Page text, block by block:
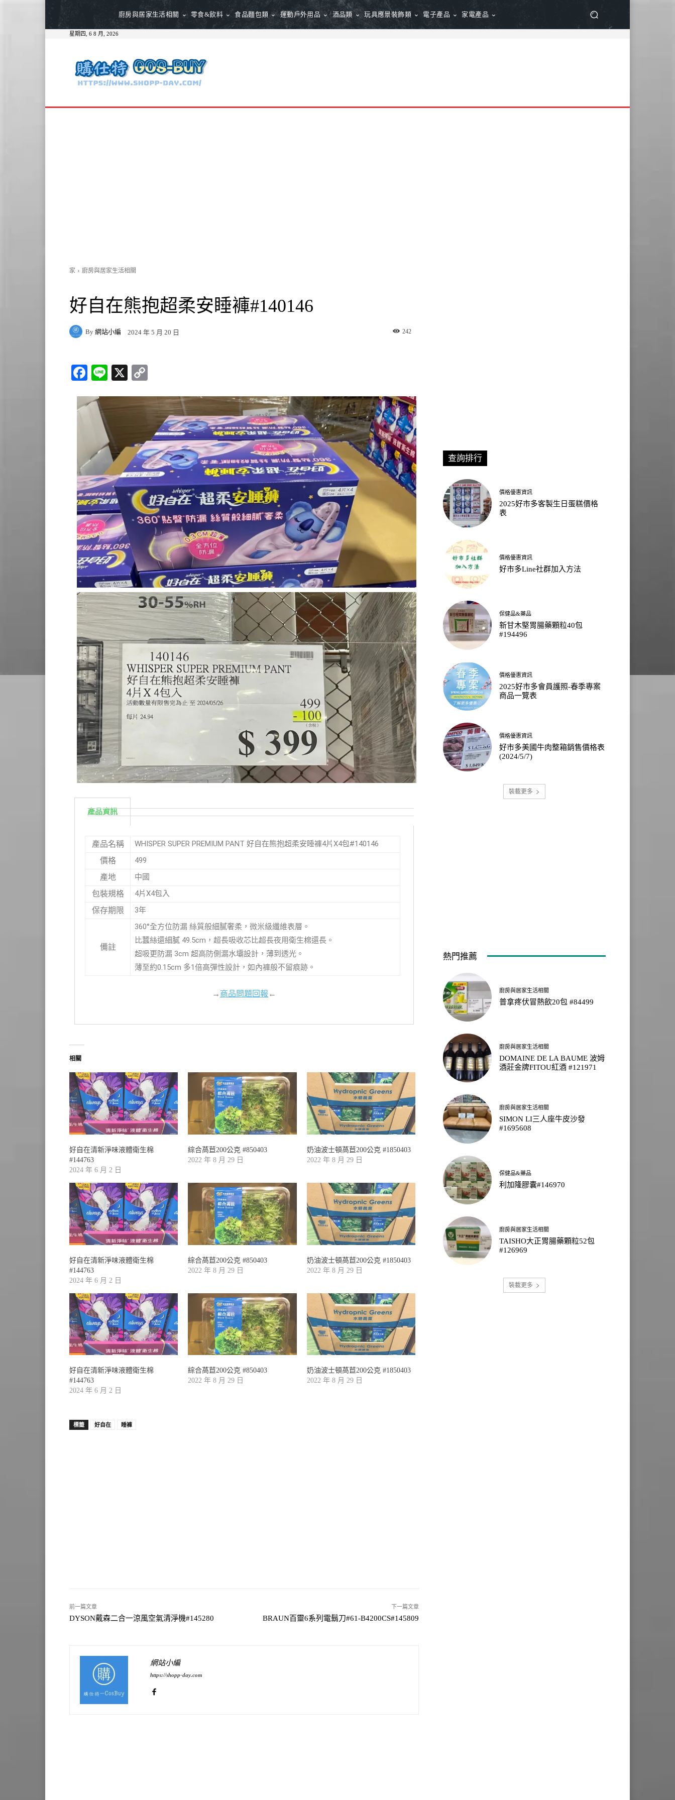
廚房與居家生活相關 零食&飲料 食品麵包類 運動戶外用品 酒品類 玩具應景裝飾類 電子產品 家電產品
星期四, 6 8 月, 2026
家 廚房與居家生活相關
好自在熊抱超柔安睡褲#140146
By 網站小編 2024 年 5 月 20 日 242
Fa
bo
ok
Li
X
Li
nk
產品資訊
產品名稱 WHISPER SUPER PREMIUM PANT 好自在熊抱超柔安睡褲4片X4包#140146
價格 499
產地 中國
包裝規格 4片X4包入
保存期限 3年
備註
360°全方位防漏 絲質般細膩奢柔，微米級纖維表層。
比蠶絲還細膩 49.5cm，超長吸收芯比超長夜用衛生棉還長。
超吸更防漏 3cm 超高防側漏水壩設計，薄到透光。
薄至約0.15cm 多1倍高彈性設計，如內褲般不留痕跡。
→商品問題回報←
相關
好自在清新淨味液體衛生棉
#144763
2024 年 6 月 2 日
綜合萵苣200公克 #850403
2022 年 8 月 29 日
奶油波士頓萵苣200公克 #1850403
2022 年 8 月 29 日
好自在清新淨味液體衛生棉
#144763
2024 年 6 月 2 日
綜合萵苣200公克 #850403
2022 年 8 月 29 日
奶油波士頓萵苣200公克 #1850403
2022 年 8 月 29 日
好自在清新淨味液體衛生棉
#144763
2024 年 6 月 2 日
綜合萵苣200公克 #850403
2022 年 8 月 29 日
奶油波士頓萵苣200公克 #1850403
2022 年 8 月 29 日
標籤 好自在 睡褲
前一篇文章
DYSON戴森二合一涼風空氣清淨機#145280
下一篇文章
BRAUN百靈6系列電鬍刀#61-B4200CS#145809
網站小編
https://shopp-day.com
查詢排行
價格優惠資訊
2025好市多客製生日蛋糕價格
表
價格優惠資訊
好市多Line社群加入方法
保健品&藥品
新甘木堅胃腸藥顆粒40包
#194496
價格優惠資訊
2025好市多會員護照-春季專案
商品一覽表
價格優惠資訊
好市多美國牛肉整箱銷售價格表
(2024/5/7)
裝載更多
熱門推薦
廚房與居家生活相關
普拿疼伏冒熱飲20包 #84499
廚房與居家生活相關
DOMAINE DE LA BAUME 波姆
酒莊金牌FITOU紅酒 #121971
廚房與居家生活相關
SIMON LI三人座牛皮沙發
#1695608
保健品&藥品
利加隆膠囊#146970
廚房與居家生活相關
TAISHO大正胃腸藥顆粒52包
#126969
裝載更多